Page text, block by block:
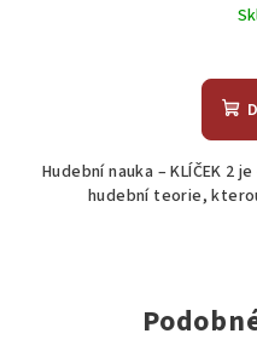
Hudební nauka – KLÍČEK 2
hudební teorie,